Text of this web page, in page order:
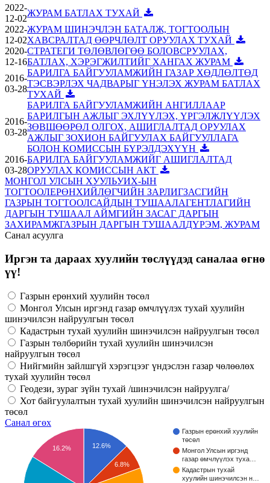
2022-
12-02
ЖУРАМ БАТЛАХ ТУХАЙ
2022-
12-02
ЖУРАМ ШИНЭЧЛЭН БАТАЛЖ, ТОГТООЛЫН
ХАВСРАЛТАД ӨӨРЧЛӨЛТ ОРУУЛАХ ТУХАЙ
2020-
12-16
СТРАТЕГИ ТӨЛӨВЛӨГӨӨ БОЛОВСРУУЛАХ,
БАТЛАХ, ХЭРЭГЖИЛТИЙГ ХАНГАХ ЖУРАМ
2016-
03-28
БАРИЛГА БАЙГУУЛАМЖИЙН ГАЗАР ХӨДЛӨЛТӨД
ТЭСВЭРЛЭХ ЧАДВАРЫГ ҮНЭЛЭХ ЖУРАМ БАТЛАХ
ТУХАЙ
2016-
03-28
БАРИЛГА БАЙГУУЛАМЖИЙН АНГИЛЛААР
БАРИЛГЫН АЖЛЫГ ЭХЛҮҮЛЭХ, ҮРГЭЛЖЛҮҮЛЭХ
ЗӨВШӨӨРӨЛ ОЛГОХ, АШИГЛАЛТАД ОРУУЛАХ
АЖЛЫГ ЗОХИОН БАЙГУУЛАХ БАЙГУУЛЛАГА
БОЛОН КОМИССЫН БҮРЭЛДЭХҮҮН
2016-
03-28
БАРИЛГА БАЙГУУЛАМЖИЙГ АШИГЛАЛТАД
ОРУУЛАХ КОМИССЫН АКТ
МОНГОЛ УЛСЫН ХУУЛЬУИХ-ЫН
ТОГТООЛЕРӨНХИЙЛӨГЧИЙН ЗАРЛИГЗАСГИЙН
ГАЗРЫН ТОГТООЛСАЙДЫН ТУШААЛАГЕНТЛАГИЙН
ДАРГЫН ТУШААЛ АЙМГИЙН ЗАСАГ ДАРГЫН
ЗАХИРАМЖГАЗРЫН ДАРГЫН ТУШААЛДҮРЭМ, ЖУРАМ
Санал асуулга
Иргэн та дараах хуулийн төслүүдэд саналаа өгнө
үү!
Газрын ерөнхий хуулийн төсөл
Монгол Улсын иргэнд газар өмчлүүлэх тухай хуулийн
шинэчилсэн найруулгын төсөл
Кадастрын тухай хуулийн шинэчилсэн найруулгын төсөл
Газрын төлбөрийн тухай хуулийн шинэчилсэн
найруулгын төсөл
Нийгмийн зайлшгүй хэрэгцээг үндэслэн газар чөлөөлөх
тухай хуулийн төсөл
Геодези, зураг зүйн тухай /шинэчилсэн найруулга/
Хот байгуулалтын тухай хуулийн шинэчилсэн найруулгын
төсөл
Санал өгөх
Газрын ерөнхий хуулийн
төсөл
Монгол Улсын иргэнд
газар өмчлүүлэх туха…
Кадастрын тухай
хуулийн шинэчилсэн н…
12.6%
6.8%
16.2%